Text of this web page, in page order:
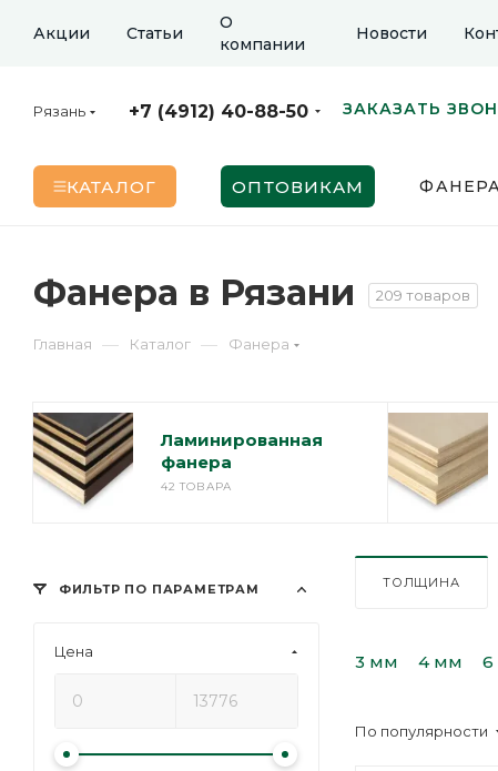
Акции Статьи
О
компании
Новости
Рязань +7 (4912) 40-88-50 ЗАКАЗАТЬ
КАТАЛОГ ОПТОВИКАМ
Фанера в Рязани 209 товаров
Главная — Каталог — Фанера
Ламинированная
фанера
42 ТОВАРА
ТОЛЩИНА
3 мм 4 мм
По популярности
ФИЛЬТР ПО ПАРАМЕТРАМ
Цена